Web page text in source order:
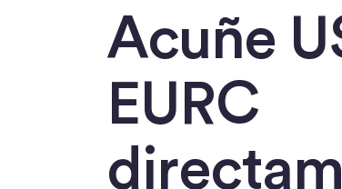
Acuñe
EURC